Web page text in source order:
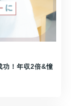
功！年収2倍&憧